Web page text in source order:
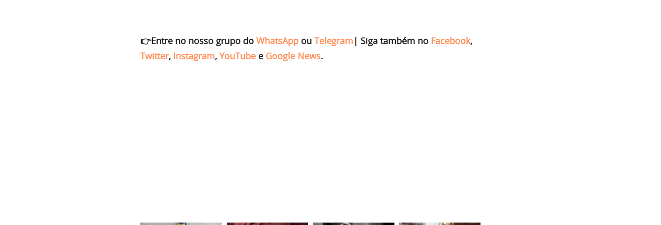
👉Entre no nosso grupo do WhatsApp ou Telegram | Siga também no Facebook,
Twitter, Instagram, YouTube e Google News.